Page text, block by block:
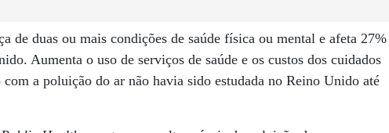
de duas ou mais condições de saúde física ou mental e afeta 27%
Aumenta o uso de serviços de saúde e os custos dos cuidados
a poluição do ar não havia sido estudada no Reino Unido até